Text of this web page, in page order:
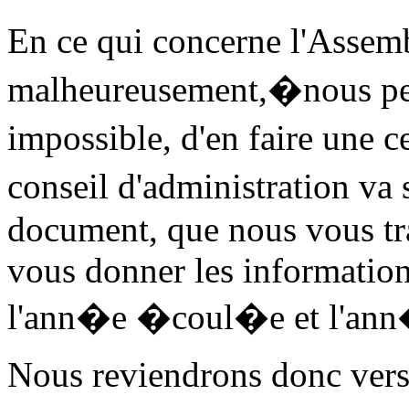
En ce qui concerne
malheureusement,�nous
impossible, d'en faire une
conseil d'administration
document, que nous vous
vous donner les
l'ann�e �coul�e et
Nous reviendrons donc